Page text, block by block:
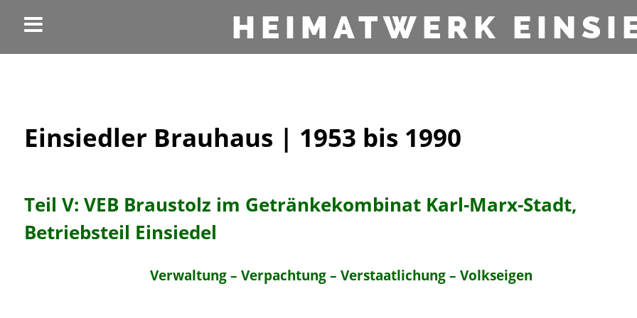
HEIMATWERK
Einsiedler Brauhaus | 1953 bis 1990
Teil V: VEB Braustolz im Getränkekombinat Karl-Marx-Stadt,
Betriebsteil Einsiedel
Verwaltung – Verpachtung – Verstaatlichung – Volkseigen